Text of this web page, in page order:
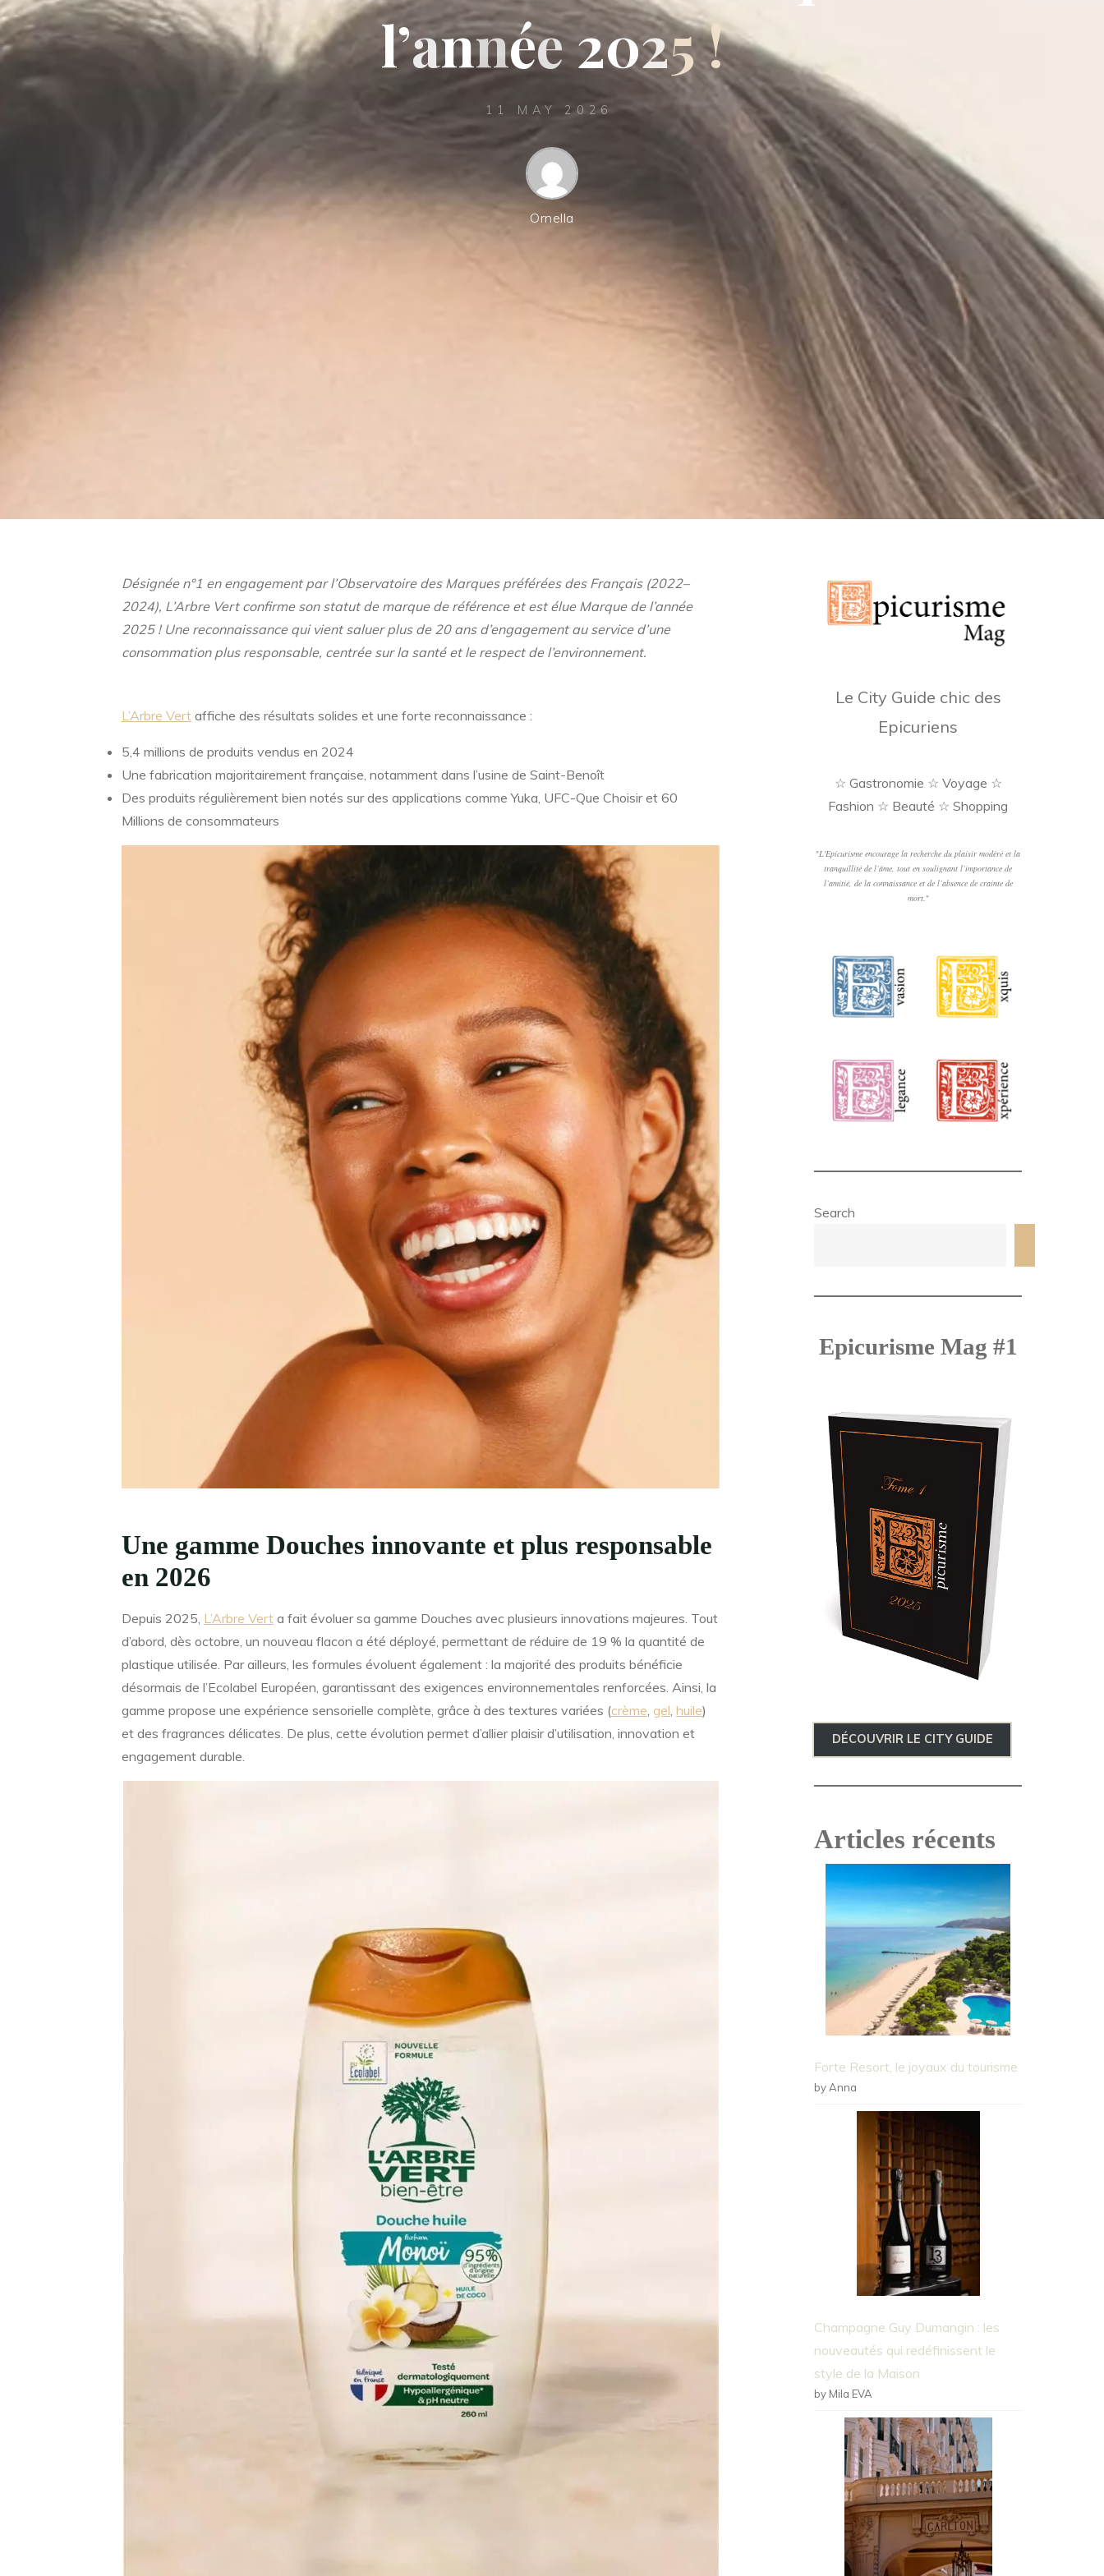
l’année2025!
11 MAY 2026
Ornella
Désignée n°1 en engagement par l’Observatoire des Marques préférées des Français (2022–
2024), L’Arbre Vert confirme son statut de marque de référence et est élue Marque de l’année
2025 ! Une reconnaissance qui vient saluer plus de 20 ans d’engagement au service d’une
consommation plus responsable, centrée sur la santé et le respect de l’environnement.
L’Arbre Vert affiche des résultats solides et une forte reconnaissance :
5,4 millions de produits vendus en 2024
Une fabrication majoritairement française, notamment dans l’usine de Saint-Benoît
Des produits régulièrement bien notés sur des applications comme Yuka, UFC-Que Choisir et 60
Millions de consommateurs
Une gamme Douches innovante et plus responsable
en 2026
Depuis 2025, L’Arbre Vert a fait évoluer sa gamme Douches avec plusieurs innovations majeures. Tout
d’abord, dès octobre, un nouveau flacon a été déployé, permettant de réduire de 19 % la quantité de
plastique utilisée. Par ailleurs, les formules évoluent également : la majorité des produits bénéficie
désormais de l’Ecolabel Européen, garantissant des exigences environnementales renforcées. Ainsi, la
gamme propose une expérience sensorielle complète, grâce à des textures variées (crème, gel, huile)
et des fragrances délicates. De plus, cette évolution permet d’allier plaisir d’utilisation, innovation et
engagement durable.
Le City Guide chic des
Epicuriens
☆ Gastronomie ☆ Voyage ☆
Fashion ☆ Beauté ☆ Shopping
"L'Epicurisme encourage la recherche du plaisir modéré et la
tranquillité de l’âme, tout en soulignant l’importance de
l’amitié, de la connaissance et de l’absence de crainte de
mort. "
Search
Epicurisme Mag #1
DÉCOUVRIR LE CITY GUIDE
Articles récents
Forte Resort, le joyaux du tourisme
by Anna
Champagne Guy Dumangin : les
nouveautés qui redéfinissent le
style de la Maison
by Mila EVA